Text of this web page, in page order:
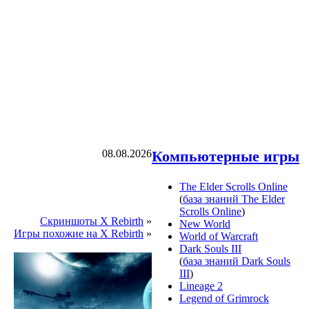
08.08.2026
Скриншоты X Rebirth »
Игры похожие на X Rebirth »
Компьютерные игры
The Elder Scrolls Online
(база знаний The Elder
Scrolls Online)
New World
World of Warcraft
Dark Souls III
(база знаний Dark Souls
III)
Lineage 2
Legend of Grimrock